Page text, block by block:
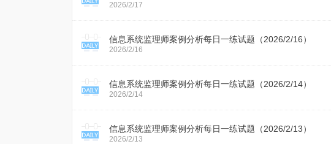
2026/2/17
信息系统监理师案例分析每日一练试题（2026/2/16）
2026/2/16
信息系统监理师案例分析每日一练试题（2026/2/14）
2026/2/14
信息系统监理师案例分析每日一练试题（2026/2/13）
2026/2/13